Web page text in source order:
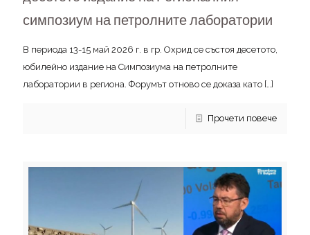
симпозиум на петролните лаборатории
В периода 13-15 май 2026 г. в гр. Охрид се състоя десетото,
юбилейно издание на Симпозиума на петролните
лаборатории в региона. Форумът отново се доказа като […]
Прочети повече